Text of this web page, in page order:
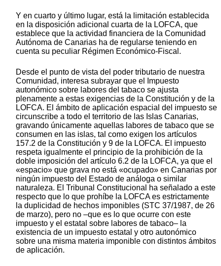
Y en cuarto y último lugar, está la limitación establecida
en la disposición adicional cuarta de la LOFCA, que
establece que la actividad financiera de la Comunidad
Autónoma de Canarias ha de regularse teniendo en
cuenta su peculiar Régimen Económico-Fiscal.
Desde el punto de vista del poder tributario de nuestra
Comunidad, interesa subrayar que el Impuesto
autonómico sobre labores del tabaco se ajusta
plenamente a estas exigencias de la Constitución y de la
LOFCA. El ámbito de aplicación espacial del impuesto se
circunscribe a todo el territorio de las Islas Canarias,
gravando únicamente aquellas labores de tabaco que se
consumen en las islas, tal como exigen los artículos
157.2 de la Constitución y 9 de la LOFCA. El impuesto
respeta igualmente el principio de la prohibición de la
doble imposición del artículo 6.2 de la LOFCA, ya que el
«espacio» que grava no está «ocupado» en Canarias por
ningún impuesto del Estado de análoga o similar
naturaleza. El Tribunal Constitucional ha señalado a este
respecto que lo que prohíbe la LOFCA es estrictamente
la duplicidad de hechos imponibles (STC 37/1987, de 26
de marzo), pero no –que es lo que ocurre con este
impuesto y el estatal sobre labores de tabaco– la
existencia de un impuesto estatal y otro autonómico
sobre una misma materia imponible con distintos ámbitos
de aplicación.